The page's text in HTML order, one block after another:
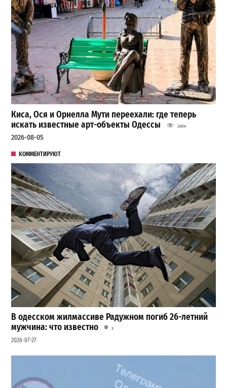
Киса, Ося и Орнелла Мути переехали: где теперь
искать известные арт-объекты Одессы
2404
2026-08-05
КОММЕНТИРУЮТ
В одесском жилмассиве Радужном погиб 26-летний
мужчина: что известно
3
2026-07-27